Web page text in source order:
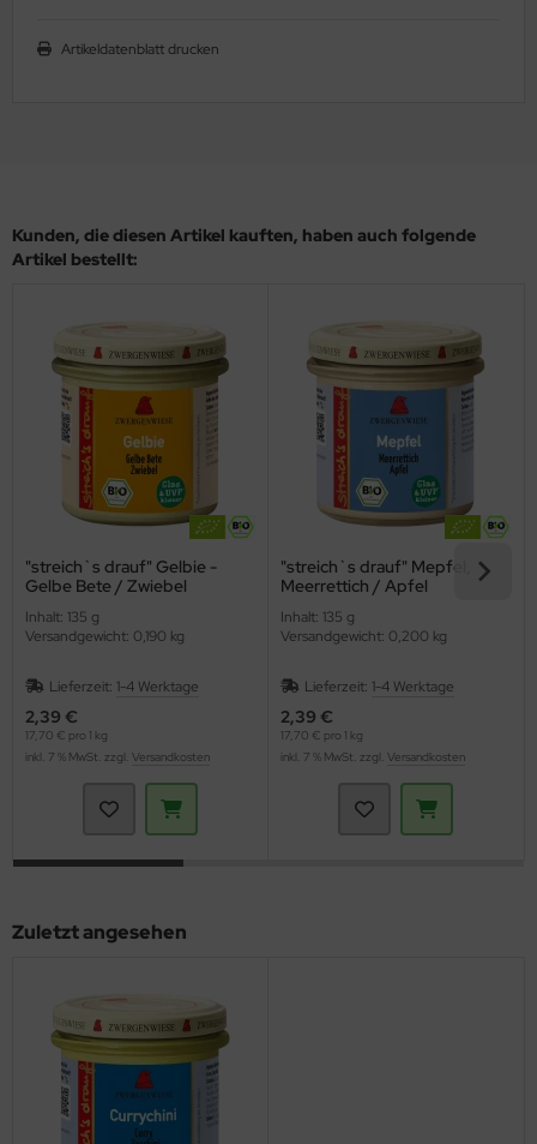
Artikeldatenblatt drucken
Kunden, die diesen Artikel kauften, haben auch folgende
Artikel bestellt:
"streich`s drauf" Gelbie -
Gelbe Bete / Zwiebel
Inhalt: 135 g
Versandgewicht: 0,190 kg
Lieferzeit: 1-4 Werktage
2,39 €
17,70 € pro 1 kg
inkl. 7 % MwSt. zzgl. Versandkosten
"streich`s drauf" Mepfel,
Meerrettich / Apfel
Inhalt: 135 g
Versandgewicht: 0,200 kg
Lieferzeit: 1-4 Werktage
2,39 €
17,70 € pro 1 kg
inkl. 7 % MwSt. zzgl. Versandkosten
Zuletzt angesehen